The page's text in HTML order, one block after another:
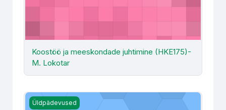
Koostöö ja meeskondade juhtimine (HKE175)-
M. Lokotar
Kriitiline mõtlemine ja teaduslik maailmapilt (HKE155)-
Üldpädevused